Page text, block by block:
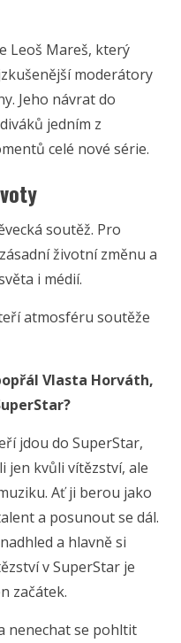
Leoš Mareš, který
moderátory
Jeho návrat do
jedním z
celé nové série.
soutěž. Pro
životní změnu a
i médií.
atmosféru soutěže
Vlasta Horváth,
jdou do SuperStar,
jen kvůli vítězství, ale
Ať ji berou jako
a posunout se dál.
a hlavně si
v SuperStar je
začátek.
nenechat se pohltit